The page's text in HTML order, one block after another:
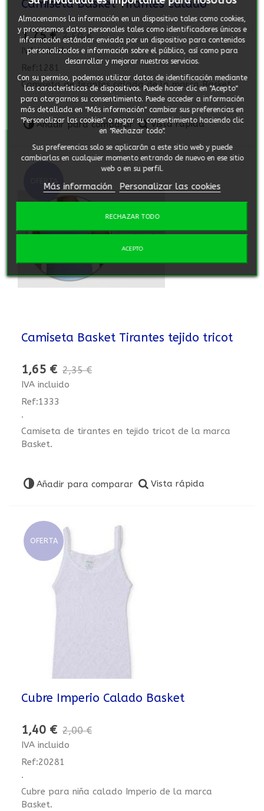
Almacenamos la información en un dispositivo tales como cookies,
y procesamos datos personales tales como identificadores únicos e
información estándar enviada por un dispositivo para contenidos
personalizados e información sobre el público, así como para
desarrollar y mejorar nuestros servicios.
Con su permiso, podemos utilizar datos de identificación mediante
las características de dispositivos. Puede hacer clic en "Acepto"
para otorgarnos su consentimiento. Puede acceder a información
más detallada en "Más información" cambiar sus preferencias en
"Personalizar las cookies" o negar su consentimiento haciendo clic
en "Rechazar todo".
Sus preferencias solo se aplicarán a este sitio web y puede
cambiarlas en cualquier momento entrando de nuevo en ese sitio
web o en su perfil.
Más información Personalizar las cookies
RECHAZAR TODO
ACEPTO
Camiseta Basket Tirantes calado
1,75 € 2,50 €
IVA incluido
Ref:1281
Camiseta de tirantes calada de la marca Basket.
Añadir para comparar Vista rápida
OFERTA
Camiseta Basket Tirantes tejido tricot
1,65 € 2,35 €
IVA incluido
Ref:1333
.
Camiseta de tirantes en tejido tricot de la marca
Basket.
Añadir para comparar Vista rápida
OFERTA
Cubre Imperio Calado Basket
1,40 € 2,00 €
IVA incluido
Ref:20281
.
Cubre para niña calado Imperio de la marca
Basket.